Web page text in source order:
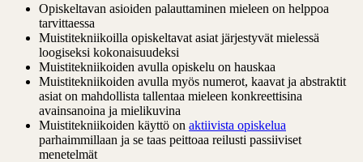
Opiskeltavan asioiden palauttaminen mieleen on helppoa
tarvittaessa
Muistitekniikoilla opiskeltavat asiat järjestyvät mielessä
loogiseksi kokonaisuudeksi
Muistitekniikoiden avulla opiskelu on hauskaa
Muistitekniikoiden avulla myös numerot, kaavat ja abstraktit
asiat on mahdollista tallentaa mieleen konkreettisina
avainsanoina ja mielikuvina
Muistitekniikoiden käyttö on aktiivista opiskelua
parhaimmillaan ja se taas peittoaa reilusti passiiviset
menetelmät